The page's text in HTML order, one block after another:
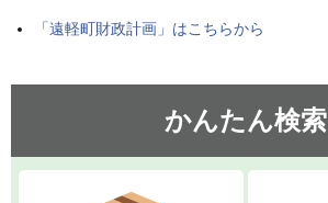
「遠軽町財政計画」はこちらから
かんたん検索